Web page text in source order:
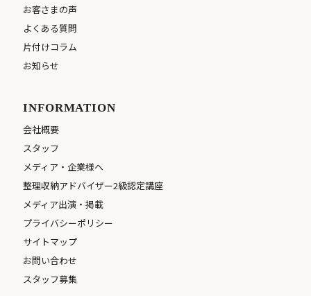
お客さまの声
よくある質問
片付けコラム
お知らせ
INFORMATION
会社概要
スタッフ
メディア・企業様へ
整理収納アドバイザー2級認定講座
メディア出演・掲載
プライバシーポリシー
サイトマップ
お問い合わせ
スタッフ募集